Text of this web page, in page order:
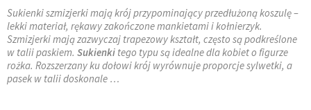
Sukienki szmizjerki mają krój przypominający przedłużoną koszulę –
lekki materiał, rękawy zakończone mankietami i kołnierzyk.
Szmizjerki mają zazwyczaj trapezowy kształt, często są podkreślone
w talii paskiem. Sukienki tego typu są idealne dla kobiet o figurze
rożka. Rozszerzany ku dołowi krój wyrównuje proporcje sylwetki, a
pasek w talii doskonale …